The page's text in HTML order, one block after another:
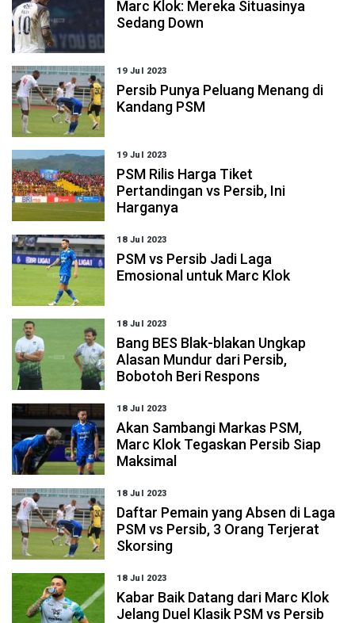
Marc Klok: Mereka Situasinya
Sedang Down
19 Jul 2023
Persib Punya Peluang Menang di
Kandang PSM
19 Jul 2023
PSM Rilis Harga Tiket
Pertandingan vs Persib, Ini
Harganya
18 Jul 2023
PSM vs Persib Jadi Laga
Emosional untuk Marc Klok
18 Jul 2023
Bang BES Blak-blakan Ungkap
Alasan Mundur dari Persib,
Bobotoh Beri Respons
18 Jul 2023
Akan Sambangi Markas PSM,
Marc Klok Tegaskan Persib Siap
Maksimal
18 Jul 2023
Daftar Pemain yang Absen di Laga
PSM vs Persib, 3 Orang Terjerat
Skorsing
18 Jul 2023
Kabar Baik Datang dari Marc Klok
Jelang Duel Klasik PSM vs Persib